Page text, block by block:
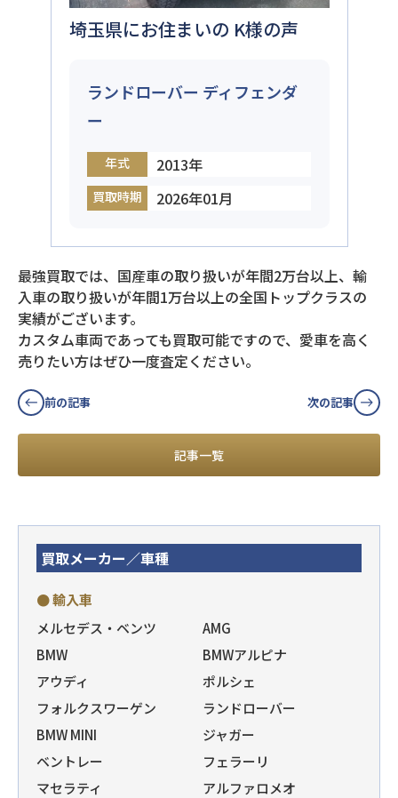
埼玉県にお住まいの K様の声
ランドローバー ディフェンダ
ー
年式 2013年
買取時期 2026年01月
最強買取では、国産車の取り扱いが年間2万台以上、輸
入車の取り扱いが年間1万台以上の全国トップクラスの
実績がございます。
カスタム車両であっても買取可能ですので、愛車を高く
売りたい方はぜひ一度査定ください。
前の記事
記事一覧
次の記事
買取メーカー／車種
● 輸入車
メルセデス・ベンツ
AMG
BMW
BMWアルピナ
アウディ
ポルシェ
フォルクスワーゲン
ランドローバー
BMW MINI
ジャガー
ベントレー
フェラーリ
マセラティ
アルファロメオ